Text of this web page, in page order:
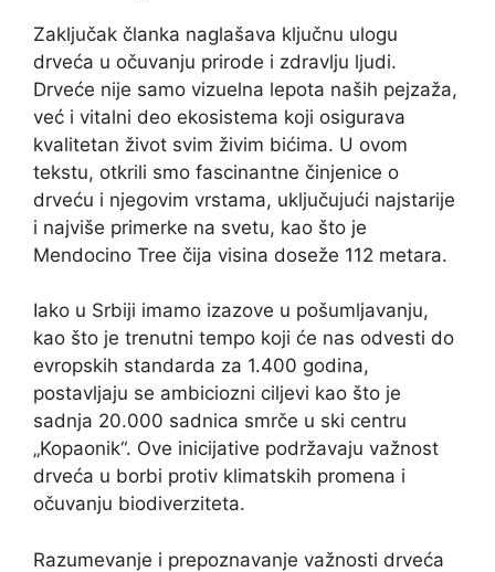
Zaključak članka naglašava ključnu ulogu
drveća u očuvanju prirode i zdravlju ljudi.
Drveće nije samo vizuelna lepota naših pejzaža,
već i vitalni deo ekosistema koji osigurava
kvalitetan život svim živim bićima. U ovom
tekstu, otkrili smo fascinantne činjenice o
drveću i njegovim vrstama, uključujući najstarije
i najviše primerke na svetu, kao što je
Mendocino Tree čija visina doseže 112 metara.
Iako u Srbiji imamo izazove u pošumljavanju,
kao što je trenutni tempo koji će nas odvesti do
evropskih standarda za 1.400 godina,
postavljaju se ambiciozni ciljevi kao što je
sadnja 20.000 sadnica smrče u ski centru
„Kopaonik“. Ove inicijative podržavaju važnost
drveća u borbi protiv klimatskih promena i
očuvanju biodiverziteta.
Razumevanje i prepoznavanje važnosti drveća